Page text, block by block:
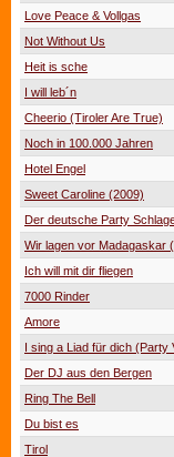
Love Peace & Vollgas
Not Without Us
Heit is sche
I will leb´n
Cheerio (Tiroler Are True)
Noch in 100.000 Jahren
Hotel Engel
Sweet Caroline (2009)
Der deutsche Party
Wir lagen vor Madagaskar
Ich will mit dir fliegen
7000 Rinder
Amore
I sing a Liad für dich (Party
Der DJ aus den Bergen
Ring The Bell
Du bist es
Tirol